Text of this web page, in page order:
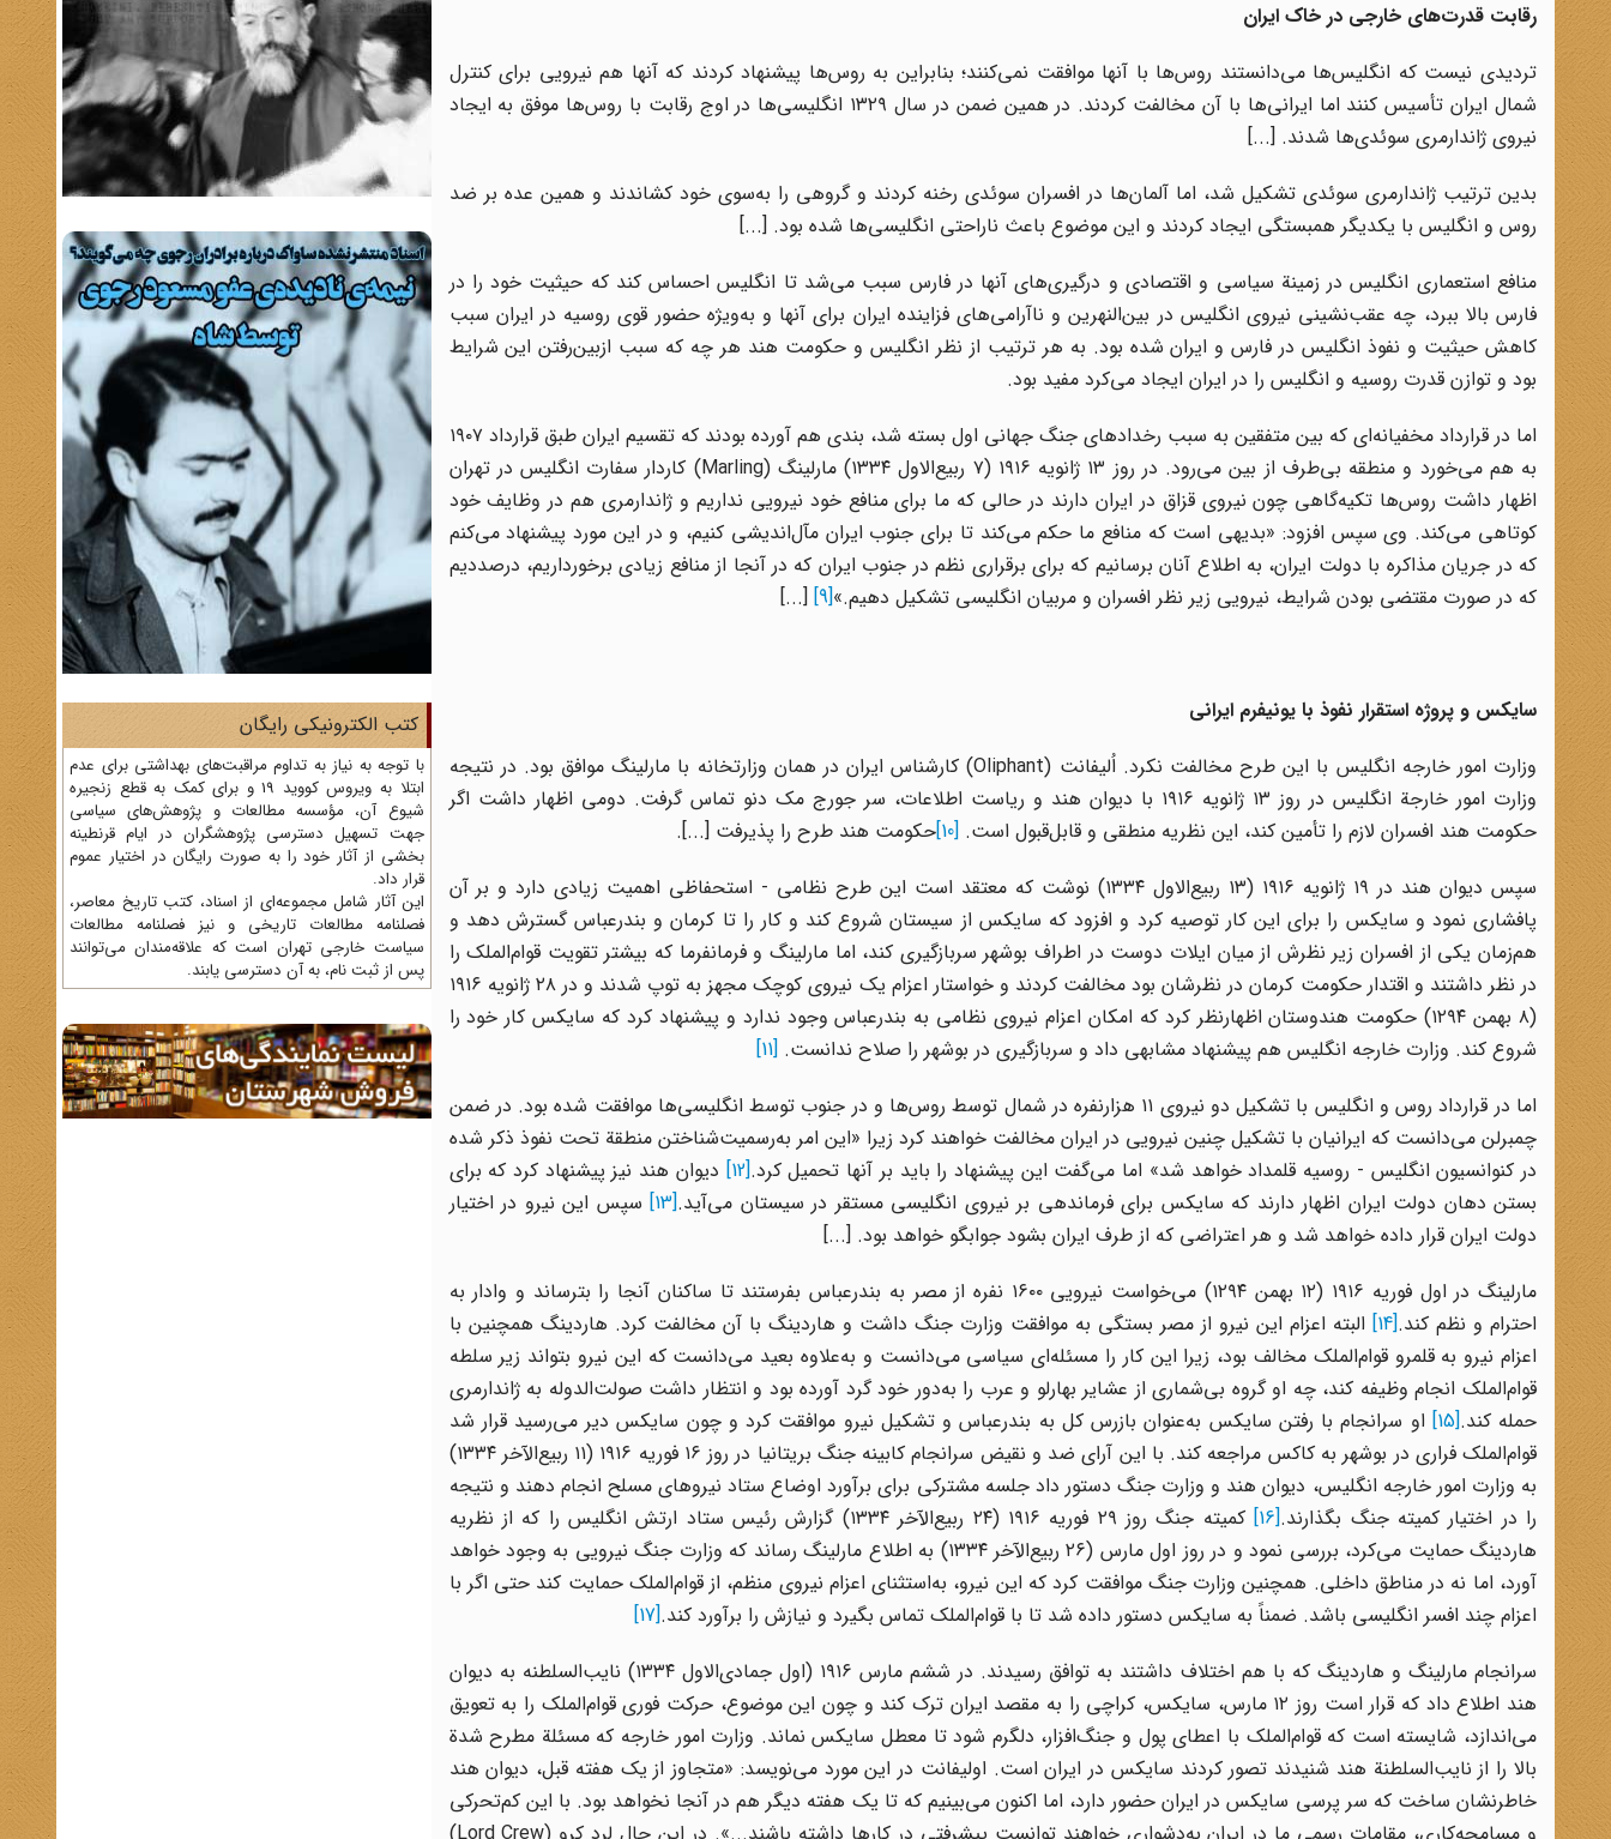
رقابت قدرت‌های خارجی در خاک ایران
تردیدی نیست که انگلیس‌ها می‌دانستند روس‌ها با آنها موافقت نمی‌کنند؛ بنابراین به روس‌ها پیشنهاد کردند که آنها هم نیرویی برای کنترل
شمال ایران تأسیس کنند اما ایرانی‌ها با آن مخالفت کردند. در همین ضمن در سال ۱۳۲۹ انگلیسی‌ها در اوج رقابت با روس‌ها موفق به ایجاد
نیروی ژاندارمری سوئدی‌ها شدند. [...]
بدین ترتیب ژاندارمری سوئدی تشکیل شد، اما آلمان‌ها در افسران سوئدی رخنه کردند و گروهی را به‌سوی خود کشاندند و همین عده بر ضد
روس و انگلیس با یکدیگر همبستگی ایجاد کردند و این موضوع باعث ناراحتی انگلیسی‌ها شده بود. [...]
منافع استعماری انگلیس در زمینة سیاسی و اقتصادی و درگیری‌های آنها در فارس سبب می‌شد تا انگلیس احساس کند که حیثیت خود را در
فارس بالا ببرد، چه عقب‌نشینی نیروی انگلیس در بین‌النهرین و ناآرامی‌های فزاینده ایران برای آنها و به‌ویژه حضور قوی روسیه در ایران سبب
کاهش حیثیت و نفوذ انگلیس در فارس و ایران شده بود. به هر ترتیب از نظر انگلیس و حکومت هند هر چه که سبب ازبین‌رفتن این شرایط
بود و توازن قدرت روسیه و انگلیس را در ایران ایجاد می‌کرد مفید بود.
اما در قرارداد مخفیانه‌ای که بین متفقین به سبب رخدادهای جنگ جهانی اول بسته شد، بندی هم آورده بودند که تقسیم ایران طبق قرارداد ۱۹۰۷
به هم می‌خورد و منطقه بی‌طرف از بین می‌رود. در روز ۱۳ ژانویه ۱۹۱۶ (۷ ربیع‌الاول ۱۳۳۴) مارلینگ (Marling) کاردار سفارت انگلیس در تهران
اظهار داشت روس‌ها تکیه‌گاهی چون نیروی قزاق در ایران دارند در حالی که ما برای منافع خود نیرویی نداریم و ژاندارمری هم در وظایف خود
کوتاهی می‌کند. وی سپس افزود: «بدیهی است که منافع ما حکم می‌کند تا برای جنوب ایران مآل‌اندیشی کنیم، و در این مورد پیشنهاد می‌کنم
که در جریان مذاکره با دولت ایران، به اطلاع آنان برسانیم که برای برقراری نظم در جنوب ایران که در آنجا از منافع زیادی برخورداریم، درصددیم
که در صورت مقتضی بودن شرایط، نیرویی زیر نظر افسران و مربیان انگلیسی تشکیل دهیم.»[9]
[...]
سایکس و پروژه استقرار نفوذ با یونیفرم ایرانی
وزارت امور خارجه انگلیس با این طرح مخالفت نکرد. اُلیفانت (Oliphant) کارشناس ایران در همان وزارتخانه با مارلینگ موافق بود. در نتیجه
وزارت امور خارجة انگلیس در روز ۱۳ ژانویه ۱۹۱۶ با دیوان هند و ریاست اطلاعات، سر جورج مک دنو تماس گرفت. دومی اظهار داشت اگر
حکومت هند افسران لازم را تأمین کند، این نظریه منطقی و قابل‌قبول است. [10] حکومت هند طرح را پذیرفت [...].
سپس دیوان هند در ۱۹ ژانویه ۱۹۱۶ (۱۳ ربیع‌الاول ۱۳۳۴) نوشت که معتقد است این طرح نظامی - استحفاظی اهمیت زیادی دارد و بر آن
پافشاری نمود و سایکس را برای این کار توصیه کرد و افزود که سایکس از سیستان شروع کند و کار را تا کرمان و بندرعباس گسترش دهد و
هم‌زمان یکی از افسران زیر نظرش از میان ایلات دوست در اطراف بوشهر سربازگیری کند، اما مارلینگ و فرمانفرما که بیشتر تقویت قوام‌الملک را
در نظر داشتند و اقتدار حکومت کرمان در نظرشان بود مخالفت کردند و خواستار اعزام یک نیروی کوچک مجهز به توپ شدند و در ۲۸ ژانویه ۱۹۱۶
(۸ بهمن ۱۲۹۴) حکومت هندوستان اظهارنظر کرد که امکان اعزام نیروی نظامی به بندرعباس وجود ندارد و پیشنهاد کرد که سایکس کار خود را
شروع کند. وزارت خارجه انگلیس هم پیشنهاد مشابهی داد و سربازگیری در بوشهر را صلاح ندانست. [11]
اما در قرارداد روس و انگلیس با تشکیل دو نیروی ۱۱ هزارنفره در شمال توسط روس‌ها و در جنوب توسط انگلیسی‌ها موافقت شده بود. در ضمن
چمبرلن می‌دانست که ایرانیان با تشکیل چنین نیرویی در ایران مخالفت خواهند کرد زیرا «این امر به‌رسمیت‌شناختن منطقة تحت نفوذ ذکر شده
در کنوانسیون انگلیس - روسیه قلمداد خواهد شد» اما می‌گفت این پیشنهاد را باید بر آنها تحمیل کرد.[12]
دیوان هند نیز پیشنهاد کرد که برای
بستن دهان دولت ایران اظهار دارند که سایکس برای فرماندهی بر نیروی انگلیسی مستقر در سیستان می‌آید.[13]
سپس این نیرو در اختیار
دولت ایران قرار داده خواهد شد و هر اعتراضی که از طرف ایران بشود جوابگو خواهد بود. [...]
مارلینگ در اول فوریه ۱۹۱۶ (۱۲ بهمن ۱۲۹۴) می‌خواست نیرویی ۱۶۰۰ نفره از مصر به بندرعباس بفرستند تا ساکنان آنجا را بترساند و وادار به
احترام و نظم کند.[14]
البته اعزام این نیرو از مصر بستگی به موافقت وزارت جنگ داشت و هاردینگ با آن مخالفت کرد. هاردینگ همچنین با
اعزام نیرو به قلمرو قوام‌الملک مخالف بود، زیرا این کار را مسئله‌ای سیاسی می‌دانست و به‌علاوه بعید می‌دانست که این نیرو بتواند زیر سلطه
قوام‌الملک انجام وظیفه کند، چه او گروه بی‌شماری از عشایر بهارلو و عرب را به‌دور خود گرد آورده بود و انتظار داشت صولت‌الدوله به ژاندارمری
حمله کند.[15]
او سرانجام با رفتن سایکس به‌عنوان بازرس کل به بندرعباس و تشکیل نیرو موافقت کرد و چون سایکس دیر می‌رسید قرار شد
قوام‌الملک فراری در بوشهر به کاکس مراجعه کند. با این آرای ضد و نقیض سرانجام کابینه جنگ بریتانیا در روز ۱۶ فوریه ۱۹۱۶ (۱۱ ربیع‌الآخر ۱۳۳۴)
به وزارت امور خارجه انگلیس، دیوان هند و وزارت جنگ دستور داد جلسه مشترکی برای برآورد اوضاع ستاد نیروهای مسلح انجام دهند و نتیجه
را در اختیار کمیته جنگ بگذارند.[16]
کمیته جنگ روز ۲۹ فوریه ۱۹۱۶ (۲۴ ربیع‌الآخر ۱۳۳۴) گزارش رئیس ستاد ارتش انگلیس را که از نظریه
هاردینگ حمایت می‌کرد، بررسی نمود و در روز اول مارس (۲۶ ربیع‌الآخر ۱۳۳۴) به اطلاع مارلینگ رساند که وزارت جنگ نیرویی به وجود خواهد
آورد، اما نه در مناطق داخلی. همچنین وزارت جنگ موافقت کرد که این نیرو، به‌استثنای اعزام نیروی منظم، از قوام‌الملک حمایت کند حتی اگر با
اعزام چند افسر انگلیسی باشد. ضمناً به سایکس دستور داده شد تا با قوام‌الملک تماس بگیرد و نیازش را برآورد کند.[17]
سرانجام مارلینگ و هاردینگ که با هم اختلاف داشتند به توافق رسیدند. در ششم مارس ۱۹۱۶ (اول جمادی‌الاول ۱۳۳۴) نایب‌السلطنه به دیوان
هند اطلاع داد که قرار است روز ۱۲ مارس، سایکس، کراچی را به مقصد ایران ترک کند و چون این موضوع، حرکت فوری قوام‌الملک را به تعویق
می‌اندازد، شایسته است که قوام‌الملک با اعطای پول و جنگ‌افزار، دلگرم شود تا معطل سایکس نماند. وزارت امور خارجه که مسئلة مطرح شدة
بالا را از نایب‌السلطنة هند شنیدند تصور کردند سایکس در ایران است. اولیفانت در این مورد می‌نویسد: «متجاوز از یک هفته قبل، دیوان هند
خاطرنشان ساخت که سر پرسی سایکس در ایران حضور دارد، اما اکنون می‌بینیم که تا یک هفته دیگر هم در آنجا نخواهد بود. با این کم‌تحرکی
کتب الکترونیکی رایگان
با توجه به نیاز به تداوم مراقبت‌های بهداشتی برای عدم
ابتلا به ویروس کووید 19 و برای کمک به قطع زنجیره
شیوع آن، مؤسسه مطالعات و پژوهش‌های سیاسی
جهت تسهیل دسترسی پژوهشگران در ایام قرنطینه
بخشی از آثار خود را به صورت رایگان در اختیار عموم
قرار داد.
این آثار شامل مجموعه‌ای از اسناد، کتب تاریخ معاصر،
فصلنامه‌ مطالعات تاریخی و نیز فصلنامه مطالعات
سیاست خارجی تهران است که علاقه‌مندان می‌توانند
پس از ثبت نام، به آن دسترسی یابند.